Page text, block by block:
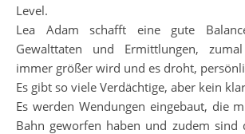
Level.
Lea Adam schafft eine gute
Gewalttaten und Ermittlungen,
immer größer wird und es droht,
Es gibt so viele Verdächtige, aber kein
Es werden Wendungen eingebaut, die
Bahn geworfen haben und zudem sind